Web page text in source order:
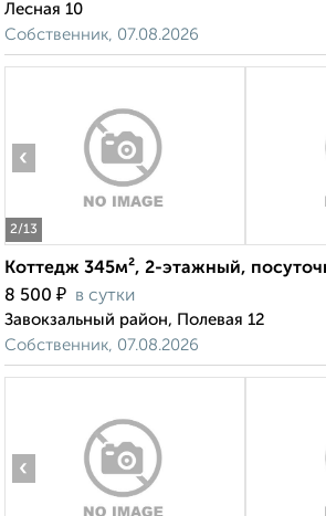
Лесная 10
Собственник, 07.08.2026
2/13
‹
Коттедж 345м², 2-этажный,
8 500 ₽ в сутки
Завокзальный район, Полевая 12
Собственник, 07.08.2026
‹